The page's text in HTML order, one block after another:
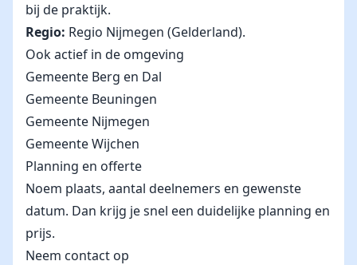
bij de praktijk.
Regio: Regio Nijmegen (Gelderland).
Ook actief in de omgeving
Gemeente Berg en Dal
Gemeente Beuningen
Gemeente Nijmegen
Gemeente Wijchen
Planning en offerte
Noem plaats, aantal deelnemers en gewenste
datum. Dan krijg je snel een duidelijke planning en
prijs.
Neem contact op